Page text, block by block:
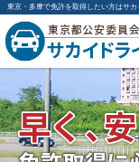
東京・多摩で免許を取得したい方はサ